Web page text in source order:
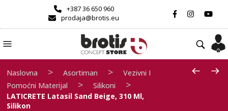
+387 36 650 960
prodaja@brotis.eu
Naslovna > Asortiman >
Vezivni I
Pomoćni Materijal
> Silikoni >
LATICRETE Latasil Sand Beige, 310 Ml,
Silikon